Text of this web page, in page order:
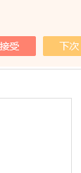
>电动执行机构